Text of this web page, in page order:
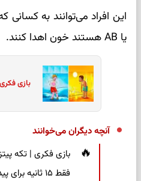
یا AB هستند خون اهدا کنند.
بازی
آنچه دیگران می‌خوانند
بازی فکری | تکه
فقط ۱۵ ثانیه برای پیداکردنش وقت دارید